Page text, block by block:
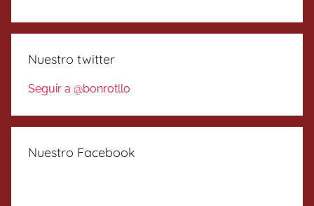
Nuestro twitter
Seguir a @bonrotllo
Nuestro Facebook